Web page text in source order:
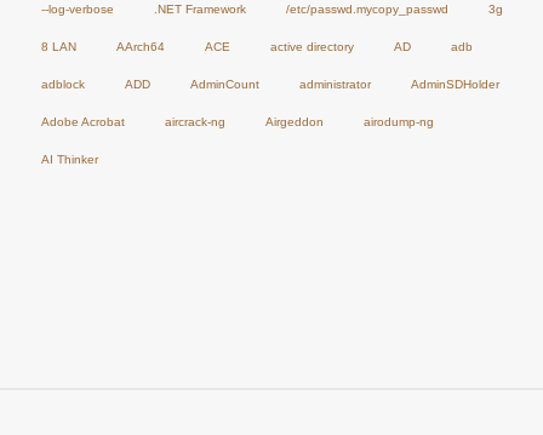
--log-verbose .NET Framework /etc/passwd.mycopy_passwd 3g
8 LAN AArch64 ACE active directory AD adb
adblock ADD AdminCount administrator AdminSDHolder
Adobe Acrobat aircrack-ng Airgeddon airodump-ng
AI Thinker